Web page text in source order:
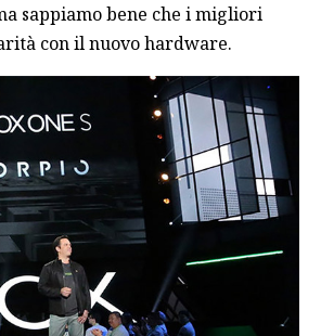
sappiamo bene che i migliori
con il nuovo hardware.